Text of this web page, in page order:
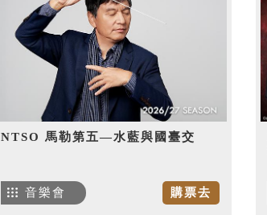
NTSO 馬勒第五—水藍與國臺交
購票去
音樂會